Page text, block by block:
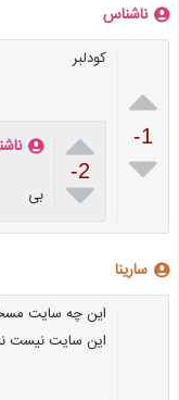
ناشناس

-1

کودلبر

-2
 بی
سارينا
اين چه سایت
این سایت نیست